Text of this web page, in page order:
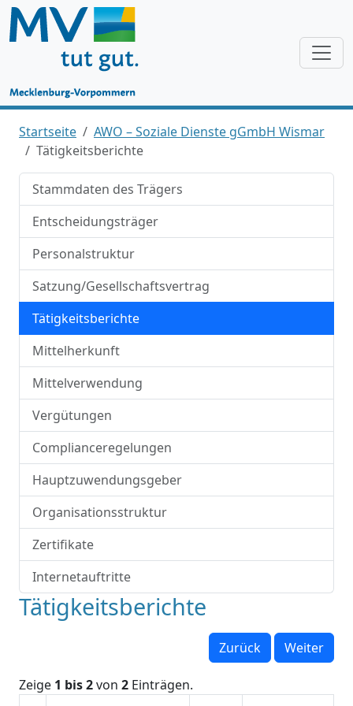
Startseite
AWO – Soziale Dienste gGmbH Wismar
Tätigkeitsberichte
Stammdaten des Trägers
Entscheidungsträger
Personalstruktur
Satzung/Gesellschaftsvertrag
Tätigkeitsberichte
Mittelherkunft
Mittelverwendung
Vergütungen
Complianceregelungen
Hauptzuwendungsgeber
Organisationsstruktur
Zertifikate
Internetauftritte
Tätigkeitsberichte
Zurück Weiter
Zeige 1 bis 2von 2 Einträgen.